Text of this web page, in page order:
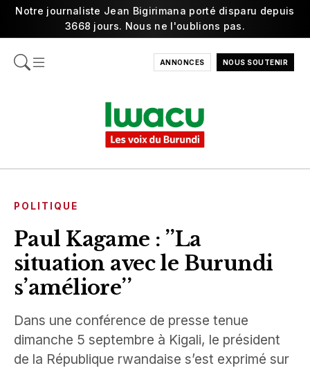
Notre journaliste Jean Bigirimana porté disparu depuis
3668 jours. Nous ne l'oublions pas.
ANNONCES NOUS SOUTENIR
POLITIQUE
Paul Kagame : ’’La
situation avec le Burundi
s’améliore’’
Dans une conférence de presse tenue
dimanche 5 septembre à Kigali, le président
de la République rwandaise s’est exprimé sur